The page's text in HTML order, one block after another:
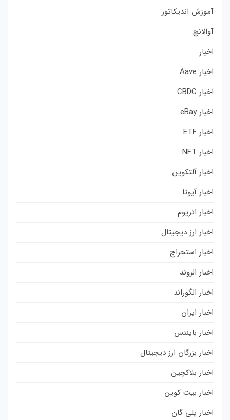
آموزش اندیکاتور
آوالانچ
اخبار
اخبار Aave
اخبار CBDC
اخبار eBay
اخبار ETF
اخبار NFT
اخبار آلتکوین
اخبار آیوتا
اخبار اتریوم
اخبار ارز دیجیتال
اخبار استخراج
اخبار الروند
اخبار الگوراند
اخبار ایران
اخبار بایننس
اخبار بزرگان ارز دیجیتال
اخبار بلاکچین
اخبار بیت کوین
اخبار پلی گان